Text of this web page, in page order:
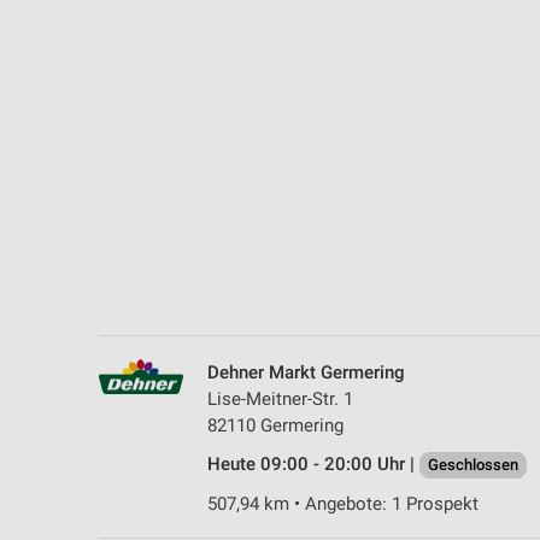
Dehner Markt Germering
Lise-Meitner-Str. 1
82110 Germering
Heute 09:00 - 20:00 Uhr |
Geschlossen
507,94 km • Angebote: 1 Prospekt
Notwendig